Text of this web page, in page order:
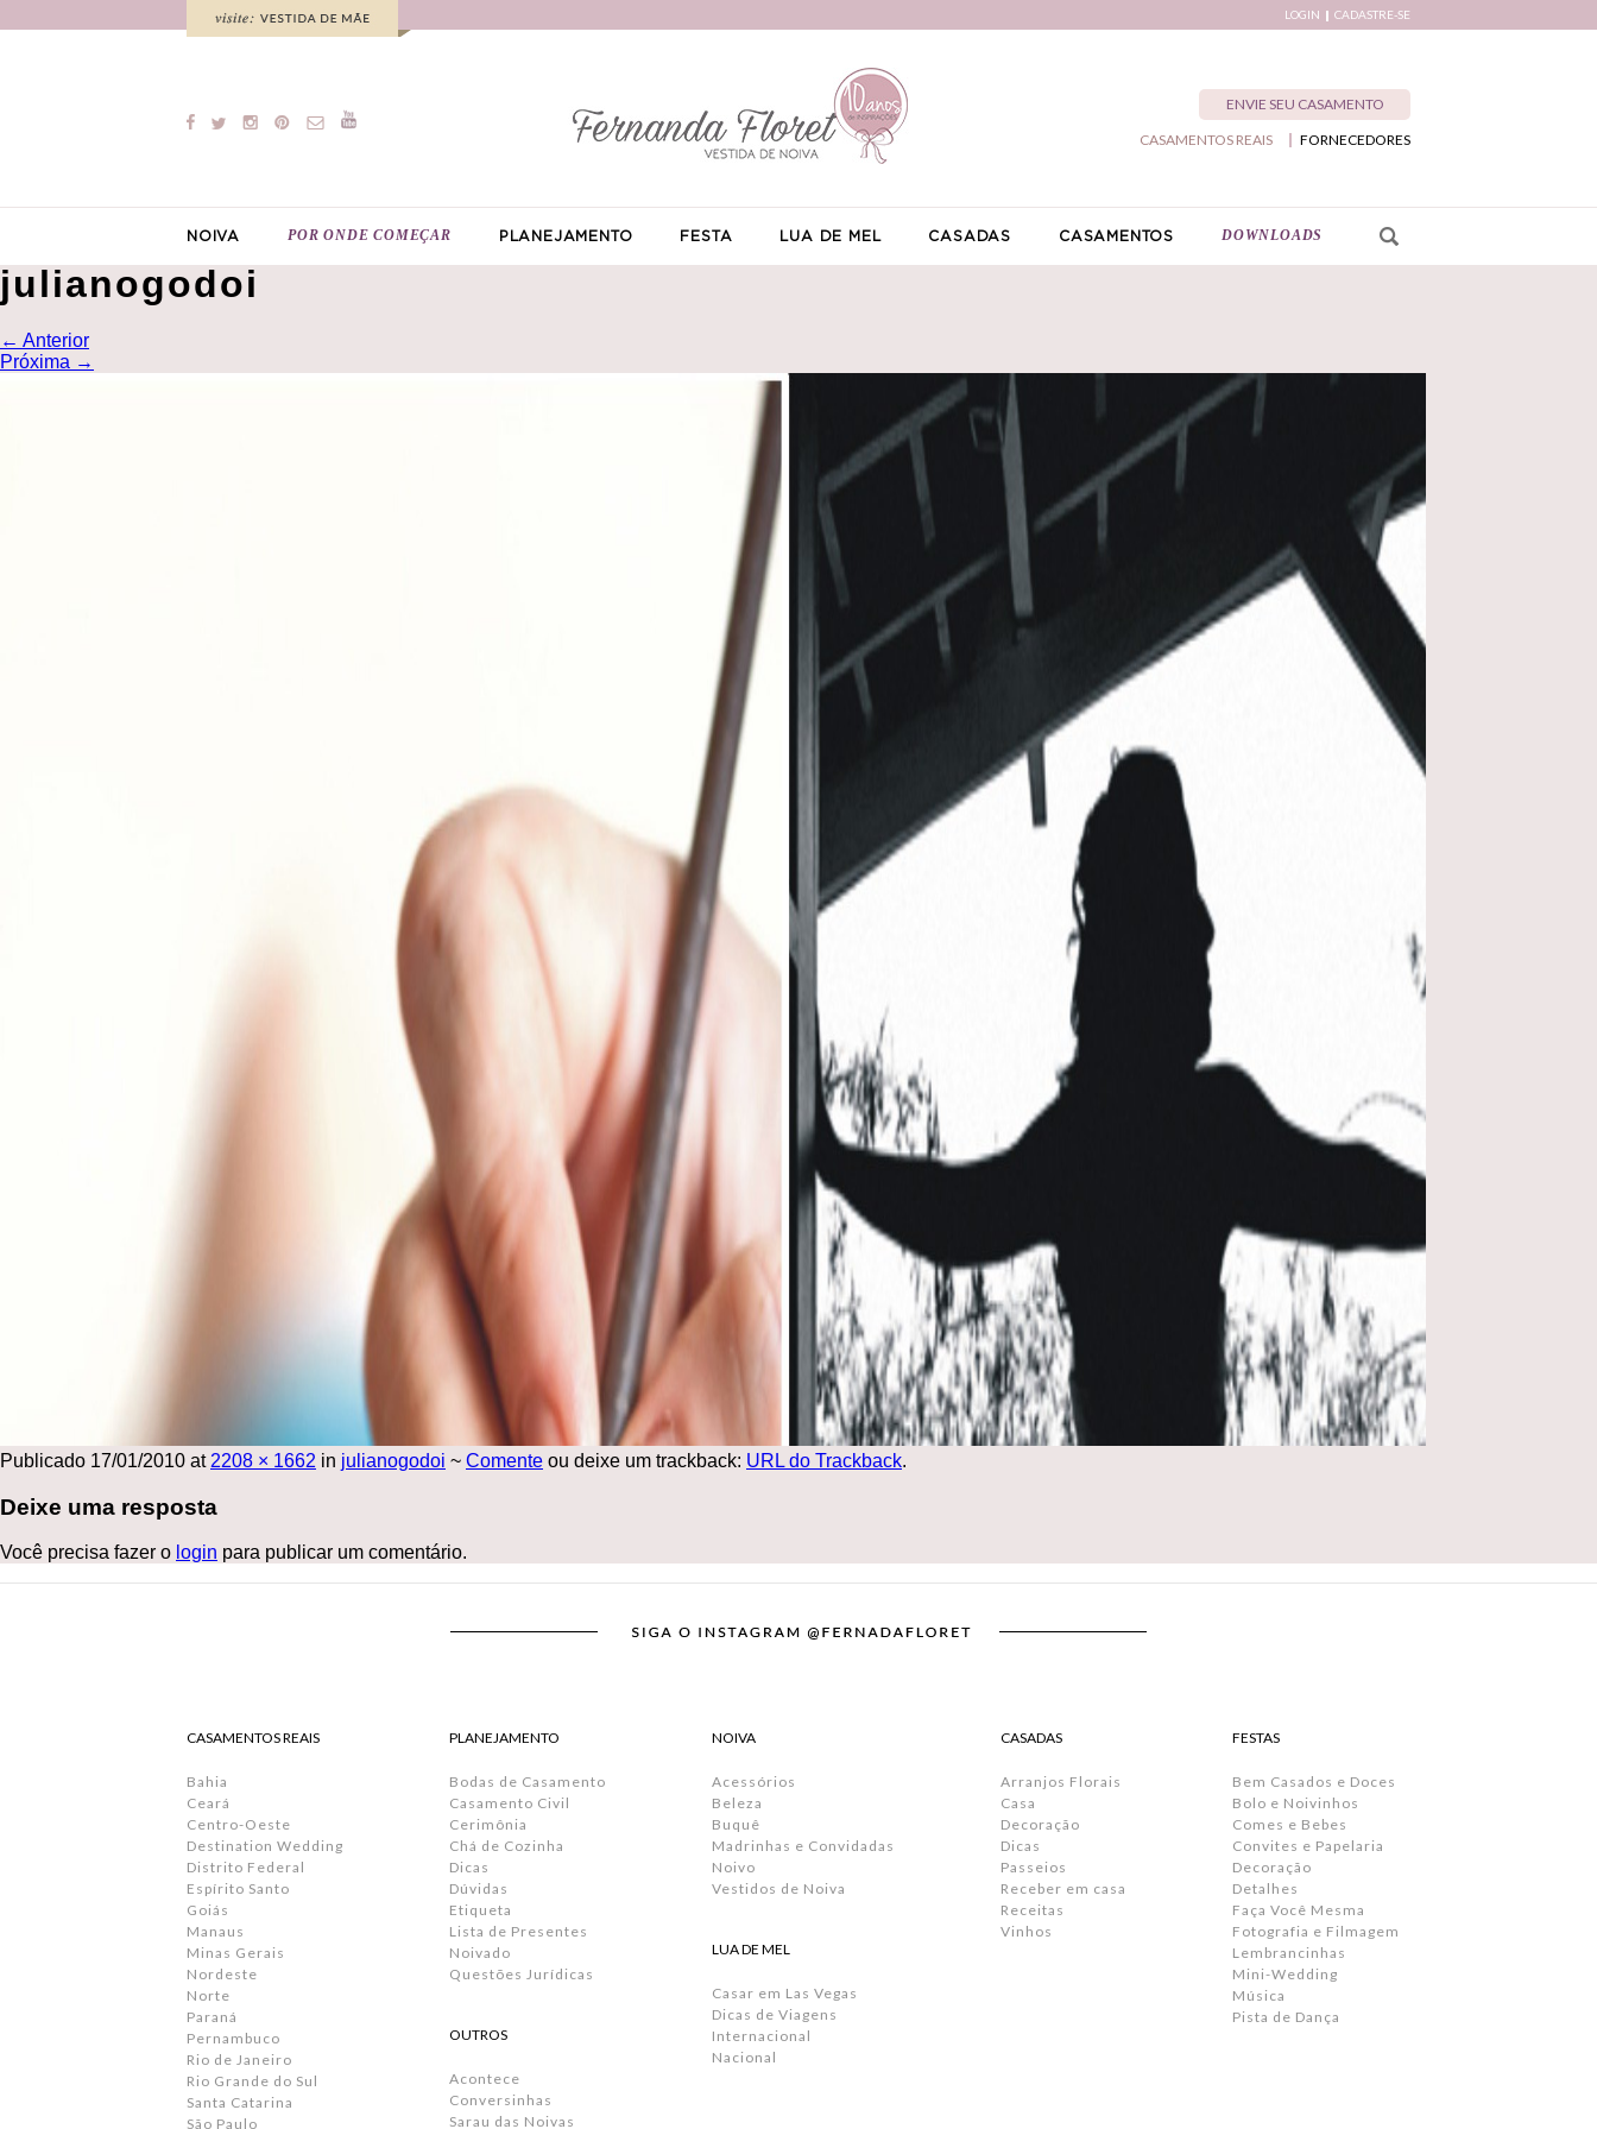
LOGIN CADASTRE-SE
ENVIE SEU CASAMENTO
FORNECEDORES
CASAMENTOS REAIS
NOIVA POR ONDE COMEÇAR PLANEJAMENTO FESTA LUA DE MEL CASADAS CASAMENTOS DOWNLOADS
julianogodoi
← Anterior
Próxima →
Publicado 17/01/2010 at2208 × 1662 in julianogodoi ~ Comente ou deixe um trackback: URL do Trackback.
Deixe uma resposta
Você precisa fazer o login para publicar um comentário.
CASAMENTOS REAIS
Bahia
Ceará
Centro-Oeste
Destination Wedding
Distrito Federal
Espírito Santo
Goiás
Manaus
Minas Gerais
Nordeste
Norte
Paraná
Pernambuco
Rio de Janeiro
Rio Grande do Sul
Santa Catarina
São Paulo
PLANEJAMENTO
Bodas de Casamento
Casamento Civil
Cerimônia
Chá de Cozinha
Dicas
Dúvidas
Etiqueta
Lista de Presentes
Noivado
Questões Jurídicas
OUTROS
Acontece
Conversinhas
Sarau das Noivas
NOIVA
Acessórios
Beleza
Buquê
Madrinhas e Convidadas
Noivo
Vestidos de Noiva
LUA DE MEL
Casar em Las Vegas
Dicas de Viagens
Internacional
Nacional
CASADAS
Arranjos Florais
Casa
Decoração
Dicas
Passeios
Receber em casa
Receitas
Vinhos
FESTAS
Bem Casados e Doces
Bolo e Noivinhos
Comes e Bebes
Convites e Papelaria
Decoração
Detalhes
Faça Você Mesma
Fotografia e Filmagem
Lembrancinhas
Mini-Wedding
Música
Pista de Dança